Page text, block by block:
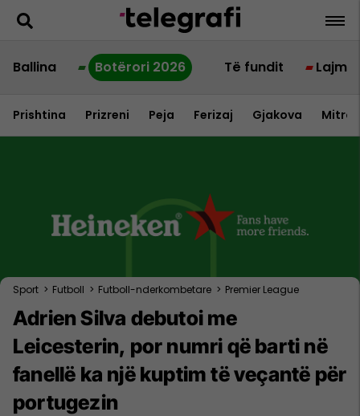
Ballina Botërori 2026 Të fundit Lajme
Prishtina Prizreni Peja Ferizaj Gjakova
Sport > Futboll > Futboll-nderkombetare > Premier League
Adrien Silva debutoi me
Leicesterin, por numri që barti në
fanellë ka një kuptim të veçantë për
portugezin